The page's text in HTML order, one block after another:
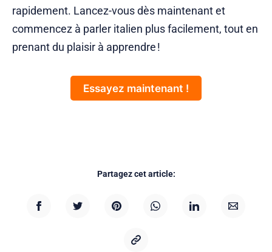
rapidement. Lancez-vous dès maintenant et
commencez à parler italien plus facilement, tout en
prenant du plaisir à apprendre !
Essayez maintenant !
Partagez cet article: